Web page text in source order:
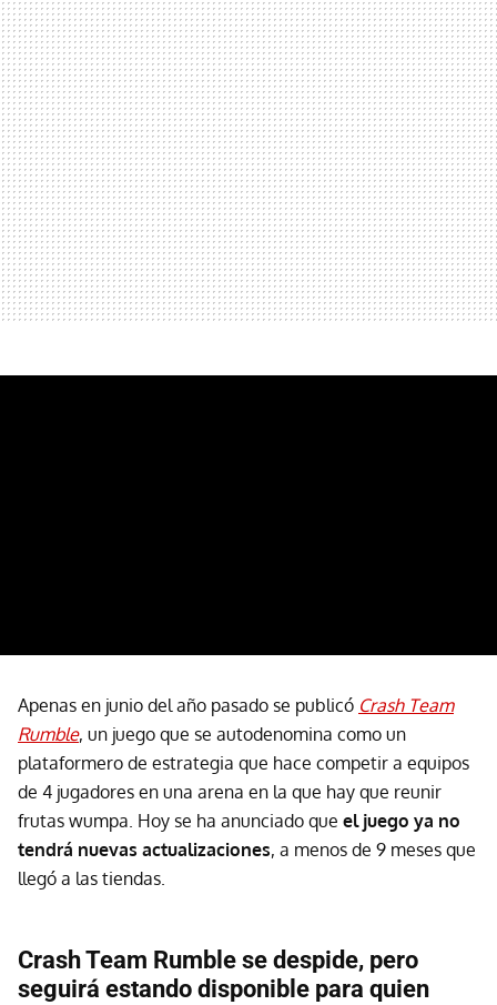
Apenas en junio del año pasado se publicó Crash Team
Rumble, un juego que se autodenomina como un
plataformero de estrategia que hace competir a equipos
de 4 jugadores en una arena en la que hay que reunir
frutas wumpa. Hoy se ha anunciado que el juego ya no
tendrá nuevas actualizaciones, a menos de 9 meses que
llegó a las tiendas.
Crash Team Rumble se despide, pero
seguirá estando disponible para quien